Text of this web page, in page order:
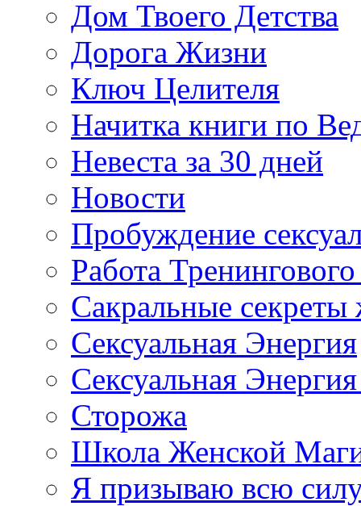
Дом Твоего Детства
Дорога Жизни
Ключ Целителя
Начитка книги по
Невеста за 30 дней
Новости
Пробуждение
Работа
Сакральные секреты
Сексуальная Энергия
Сексуальная
Сторожа
Школа Женской
Я призываю всю